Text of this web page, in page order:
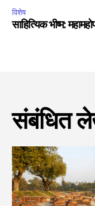
विशेष
साहित्यिक भीष्म:
संबंधित